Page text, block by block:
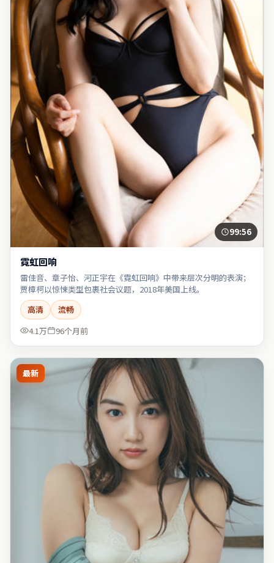
99:56
霓虹回响
雷佳音、章子怡、河正宇在《霓虹回响》中带来层次分明的表演；
贾樟柯以惊悚类型包裹社会议题，2018年美国上线。
高清
流畅
4.1万
96个月前
最新